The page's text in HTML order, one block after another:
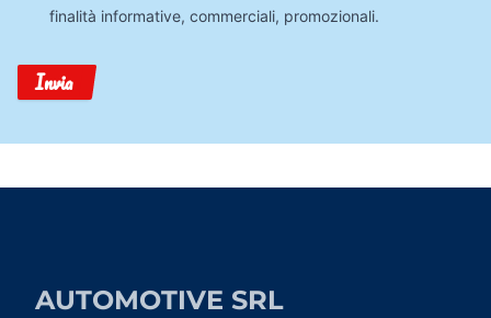
finalità informative, commerciali, promozionali.
Invia
AUTOMOTIVE SRL